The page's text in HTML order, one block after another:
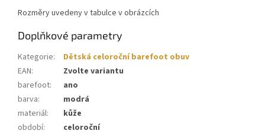
Rozměry uvedeny v tabulce v obrázcích
Doplňkové parametry
Kategorie:
Dětská celoroční barefoot obuv
EAN:
Zvolte variantu
barefoot:
ano
barva:
modrá
materiál:
kůže
období:
celoroční